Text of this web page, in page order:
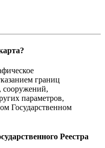
границ
сооружений,
параметров,
Государственном
Реестра